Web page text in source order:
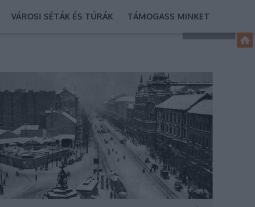
VÁROSI SÉTÁK ÉS TÚRÁK TÁMOGASS MINKET
Üzembe helyezték Budapest első jelzőlámpáját, a
románok eltörlik Széchenyi emlékét, átadták a
Lincoln-alagutat és bejelentették a világ legnagyobb
felhőkarcolójának megépítését. A Berlin (ma Nyugati)
tér 1937 januárjában. (Fotó: Tolnai Világlapja)